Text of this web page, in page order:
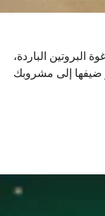
البروتين الباردة،
ضيفها إلى مشروبك